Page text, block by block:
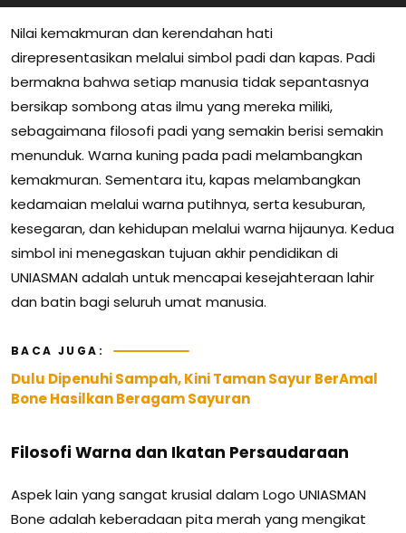
Nilai kemakmuran dan kerendahan hati
direpresentasikan melalui simbol padi dan kapas. Padi
bermakna bahwa setiap manusia tidak sepantasnya
bersikap sombong atas ilmu yang mereka miliki,
sebagaimana filosofi padi yang semakin berisi semakin
menunduk. Warna kuning pada padi melambangkan
kemakmuran. Sementara itu, kapas melambangkan
kedamaian melalui warna putihnya, serta kesuburan,
kesegaran, dan kehidupan melalui warna hijaunya. Kedua
simbol ini menegaskan tujuan akhir pendidikan di
UNIASMAN adalah untuk mencapai kesejahteraan lahir
dan batin bagi seluruh umat manusia.
BACA JUGA:
Dulu Dipenuhi Sampah, Kini Taman Sayur BerAmal
Bone Hasilkan Beragam Sayuran
Filosofi Warna dan Ikatan Persaudaraan
Aspek lain yang sangat krusial dalam Logo UNIASMAN
Bone adalah keberadaan pita merah yang mengikat